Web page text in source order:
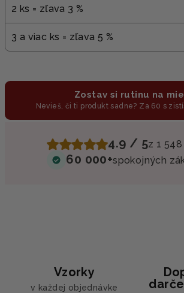
2 ks = zľava 3 %
3 a viac ks = zľava 5 %
Zostav si rutinu na
Nevieš, či ti produkt sadne? Za 60 s
4.9 / 5z 1
60 000+spokojných
Vzorky
v každej objednávke